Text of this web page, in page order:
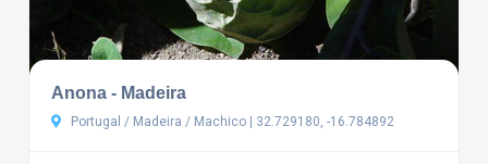
Anona - Madeira
Portugal / Madeira / Machico | 32.729180, -16.784892